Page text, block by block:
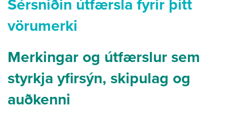
Sérsniðin útfærsla fyrir þitt
vörumerki
Merkingar og útfærslur sem
styrkja yfirsýn, skipulag og
auðkenni